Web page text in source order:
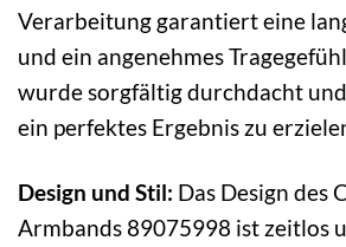
Verarbeitung garantiert eine
und ein angenehmes
wurde sorgfältig durchdacht
ein perfektes Ergebnis zu
Design und Stil: Das Design des
Armbands 89075998 ist zeitlos